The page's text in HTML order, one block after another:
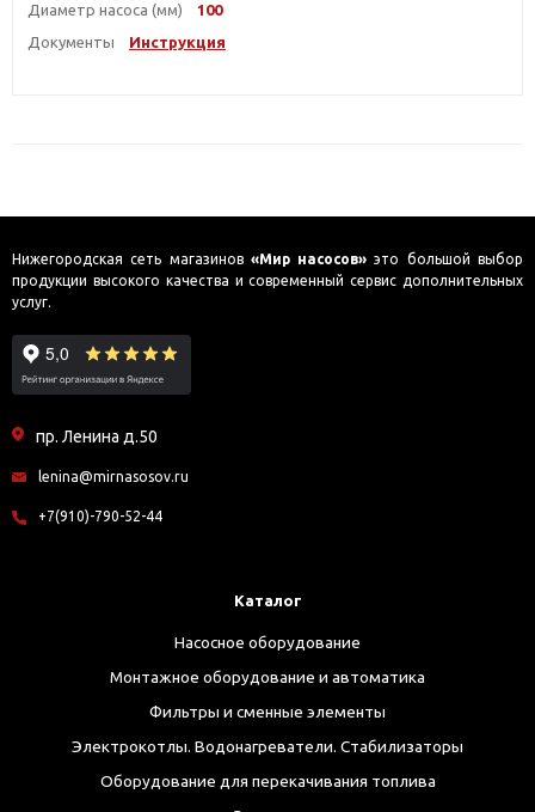
Диаметр насоса (мм)
100
Документы
Инструкция
Нижегородская сеть магазинов «Мир насосов» это большой выбор
продукции высокого качества и современный сервис дополнительных
услуг.
пр. Ленина д.50
lenina@mirnasosov.ru
+7(910)-790-52-44
Каталог
Насосное оборудование
Монтажное оборудование и автоматика
Фильтры и сменные элементы
Электрокотлы. Водонагреватели. Стабилизаторы
Оборудование для перекачивания топлива